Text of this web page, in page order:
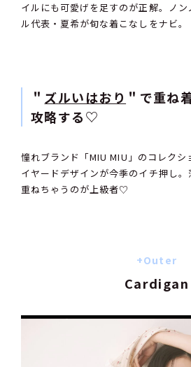
イルにも可愛げを足すのが正解。ノン
ル代表・夏希が旬な着こなしをナビ。
＂ ズルいはおり ＂で重ね
攻略する♡
憧れブランド「MIU MIU」のコレクシ
イヤードデザインが今季のイチ押し
重ねちゃうのが上級者♡
+Outer
Cardigan